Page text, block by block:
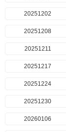
20251202
20251208
20251211
20251217
20251224
20251230
20260106